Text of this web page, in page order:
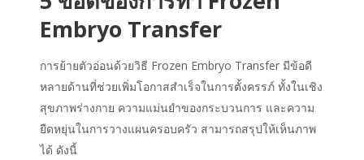
Embryo Transfer
การย้ายตัวอ่อนด้วยวิธี Frozen Embryo Transfer มีข้อดี
หลายด้านที่ช่วยเพิ่มโอกาสสำเร็จในการตั้งครรภ์ ทั้งในเชิง
สุขภาพร่างกาย ความแม่นยำของกระบวนการ และความ
ยืดหยุ่นในการวางแผนครอบครัว สามารถสรุปให้เห็นภาพ
ได้ ดังนี้